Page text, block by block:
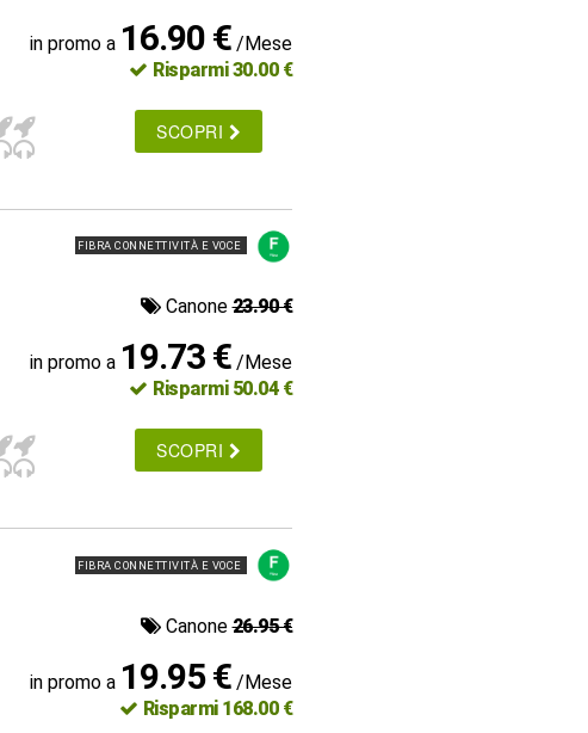
in promo a 16.90 € /Mese
Risparmi 30.00 €
SCOPRI
FIBRA CONNETTIVITÀ E VOCE
Canone23.90 €
in promo a 19.73 € /Mese
Risparmi 50.04 €
SCOPRI
FIBRA CONNETTIVITÀ E VOCE
Canone26.95 €
in promo a 19.95 € /Mese
Risparmi 168.00 €